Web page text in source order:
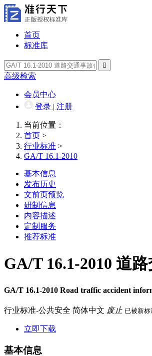
首页
标准库

高级检索
会员中心
登录 | 注册
当前位置：
首页 >
行业标准 >
GA/T 16.1-2010
基本信息
发布历史
文前页预览
研制信息
内容描述
定制服务
推荐标准
GA/T 16.1-2010 道
GA/T 16.1-2010 Road traffic accident
行业标准-公共安全 简体中文 废止 已被新
立即下载
基本信息